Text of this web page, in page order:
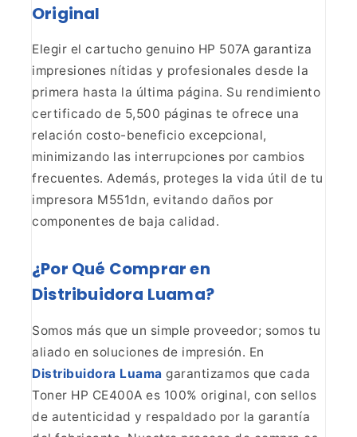
Original
Elegir el cartucho genuino HP 507A garantiza
impresiones nítidas y profesionales desde la
primera hasta la última página. Su rendimiento
certificado de 5,500 páginas te ofrece una
relación costo-beneficio excepcional,
minimizando las interrupciones por cambios
frecuentes. Además, proteges la vida útil de tu
impresora M551dn, evitando daños por
componentes de baja calidad.
¿Por Qué Comprar en
Distribuidora Luama?
Somos más que un simple proveedor; somos tu
aliado en soluciones de impresión. En
Distribuidora Luama garantizamos que cada
Toner HP CE400A es 100% original, con sellos
de autenticidad y respaldado por la garantía